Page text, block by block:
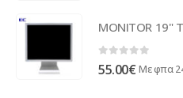
0 out of 5
55.00€ Με φπα